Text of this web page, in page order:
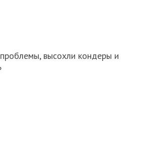
высохли кондеры и